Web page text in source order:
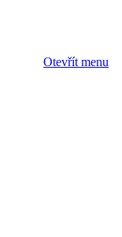
Otevřít menu